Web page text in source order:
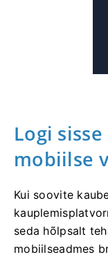
Logi
mobiilse
Kui soovite
seda hõlpsalt
mobiilseadmes